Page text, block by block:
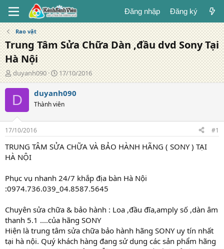
Đăng nhập Đăng ký
Rao vặt
Trung Tâm Sửa Chữa Dàn ,đầu dvd Sony Tại
Hà Nội
T
á
c
g
ả
duyanh090
N
g
à
y
đ
g
17/10/2016
D duyanh090
Thành viên
17/10/2016 #1
TRUNG TÂM SỬA CHỮA VÀ BẢO HÀNH HÃNG ( SONY ) TẠI
HÀ NỘI
Phục vụ nhanh 24/7 khắp địa bàn Hà Nội
:0974.736.039_04.8587.5645
Chuyên sửa chữa & bảo hành : Loa ,đầu đĩa,amply số ,dàn âm
thanh 5.1 ....của hãng SONY
Hiện là trung tâm sửa chữa bảo hành hãng SONY uy tín nhất
tại hà nội. Quý khách hàng đang sử dụng các sản phẩm hãng